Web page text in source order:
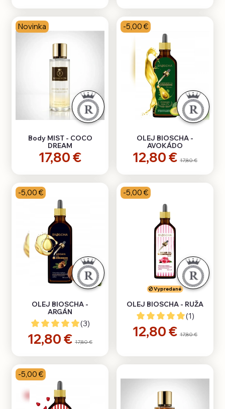
Novinka
Body MIST - COCO
DREAM
17,80 €
-5,00 €
OLEJ BIOSCHA -
AVOKÁDO
12,80 € 17,80 €
-5,00 €
OLEJ BIOSCHA -
ARGÁN
(3)
12,80 € 17,80 €
-5,00 €
Vypredané
OLEJ BIOSCHA - RUŽA
(1)
12,80 € 17,80 €
-5,00 €